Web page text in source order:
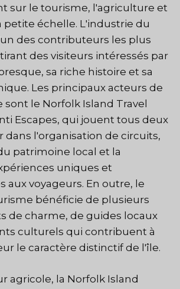
sur le tourisme, l'agriculture et
petite échelle. L'industrie du
des contributeurs les plus
des visiteurs intéressés par
sa riche histoire et sa
Les principaux acteurs de
le Norfolk Island Travel
Escapes, qui jouent tous deux
dans l'organisation de circuits,
patrimoine local et la
uniques et
aux voyageurs. En outre, le
bénéficie de plusieurs
de charme, de guides locaux
culturels qui contribuent à
le caractère distinctif de l'île.
agricole, la Norfolk Island